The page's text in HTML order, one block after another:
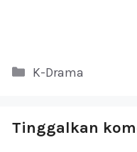
Kategori
K-Drama
Tinggalkan